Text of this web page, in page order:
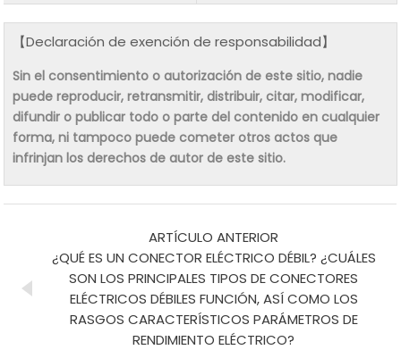
【Declaración de exención de responsabilidad】
Sin el consentimiento o autorización de este sitio, nadie
puede reproducir, retransmitir, distribuir, citar, modificar,
difundir o publicar todo o parte del contenido en cualquier
forma, ni tampoco puede cometer otros actos que
infrinjan los derechos de autor de este sitio.
ARTÍCULO ANTERIOR
¿QUÉ ES UN CONECTOR ELÉCTRICO DÉBIL? ¿CUÁLES
SON LOS PRINCIPALES TIPOS DE CONECTORES
ELÉCTRICOS DÉBILES FUNCIÓN, ASÍ COMO LOS
RASGOS CARACTERÍSTICOS PARÁMETROS DE
RENDIMIENTO ELÉCTRICO?